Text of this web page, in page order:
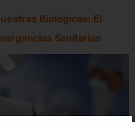
Biológicas: El
Sanitarias